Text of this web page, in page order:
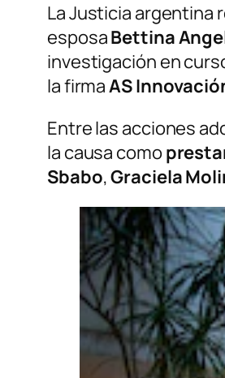
La Justicia argentina
esposaBettina
investigación en
la firmaAS
Entre las acciones
la causa como
Sbabo,Graciela